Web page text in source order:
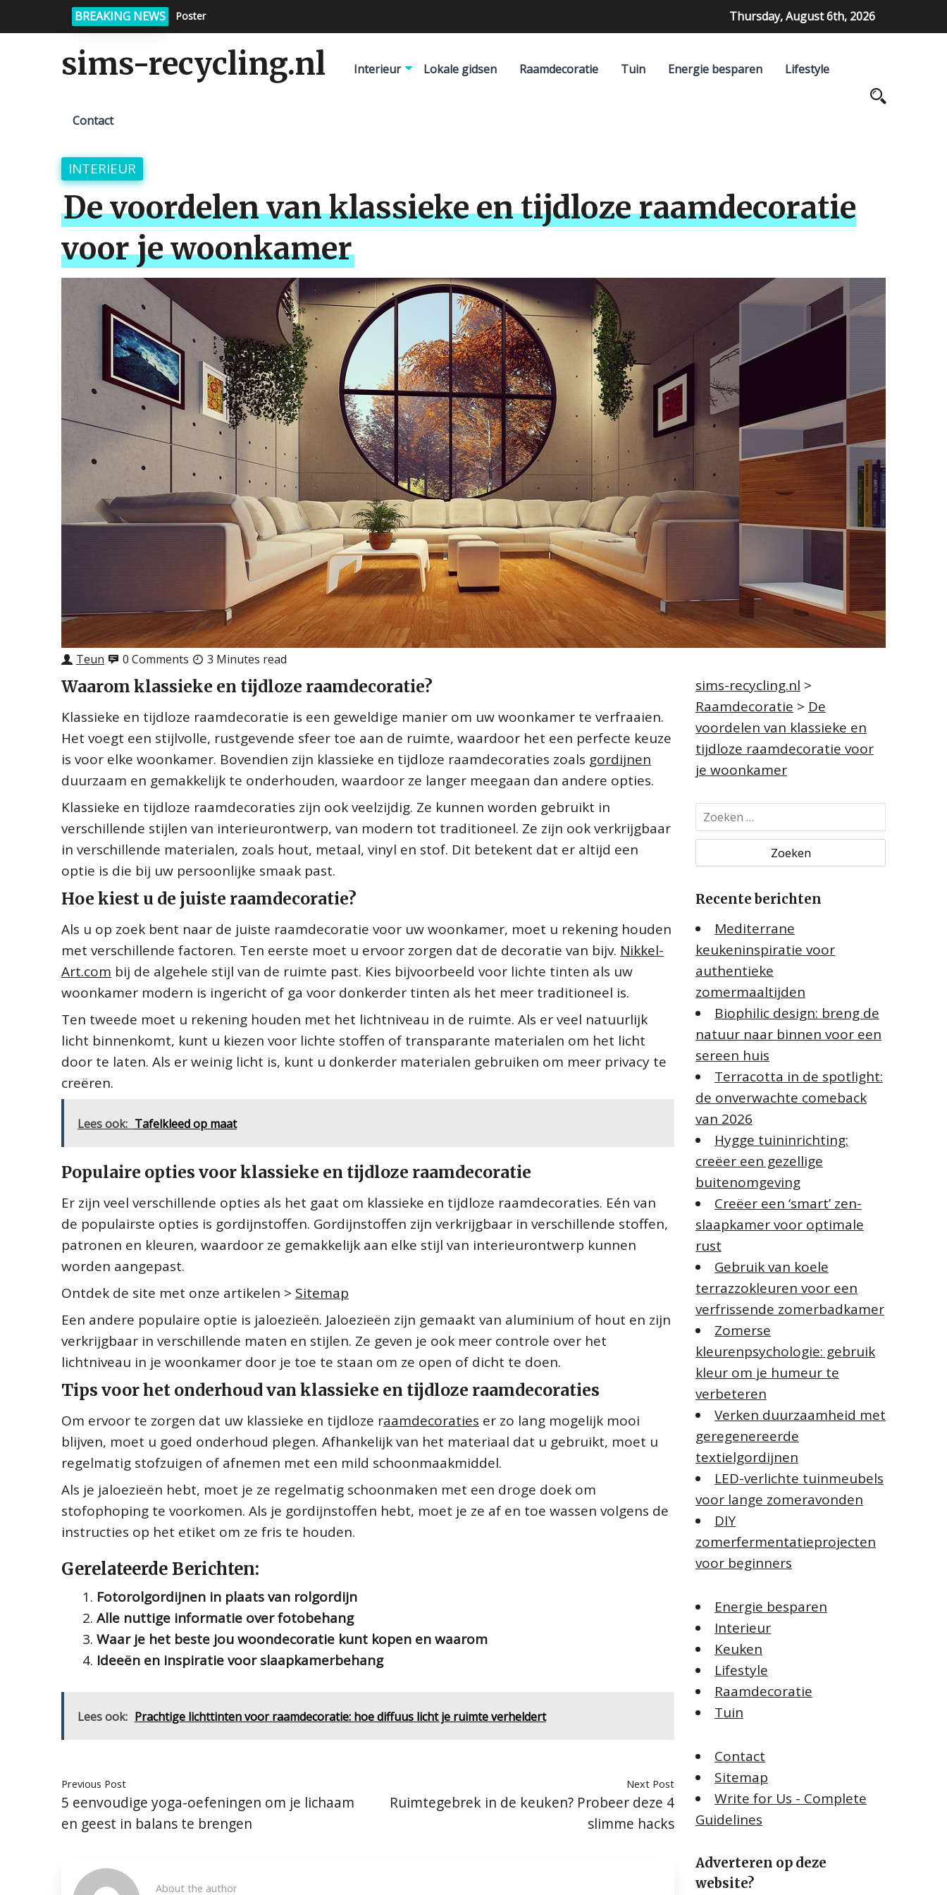
BREAKING NEWS Poster Thursday, August 6th, 2026
sims-recycling.nl Interieur Lokale gidsen Raamdecoratie Tuin Energie besparen Lifestyle
Contact
INTERIEUR
De voordelen van klassieke en tijdloze raamdecoratie
voor je woonkamer
Teun 0 Comments 3 Minutes read
Waarom klassieke en tijdloze raamdecoratie?
Klassieke en tijdloze raamdecoratie is een geweldige manier om uw woonkamer te verfraaien.
Het voegt een stijlvolle, rustgevende sfeer toe aan de ruimte, waardoor het een perfecte keuze
is voor elke woonkamer. Bovendien zijn klassieke en tijdloze raamdecoraties zoals gordijnen
duurzaam en gemakkelijk te onderhouden, waardoor ze langer meegaan dan andere opties.
Klassieke en tijdloze raamdecoraties zijn ook veelzijdig. Ze kunnen worden gebruikt in
verschillende stijlen van interieurontwerp, van modern tot traditioneel. Ze zijn ook verkrijgbaar
in verschillende materialen, zoals hout, metaal, vinyl en stof. Dit betekent dat er altijd een
optie is die bij uw persoonlijke smaak past.
Hoe kiest u de juiste raamdecoratie?
Als u op zoek bent naar de juiste raamdecoratie voor uw woonkamer, moet u rekening houden
met verschillende factoren. Ten eerste moet u ervoor zorgen dat de decoratie van bijv. Nikkel-
Art.com bij de algehele stijl van de ruimte past. Kies bijvoorbeeld voor lichte tinten als uw
woonkamer modern is ingericht of ga voor donkerder tinten als het meer traditioneel is.
Ten tweede moet u rekening houden met het lichtniveau in de ruimte. Als er veel natuurlijk
licht binnenkomt, kunt u kiezen voor lichte stoffen of transparante materialen om het licht
door te laten. Als er weinig licht is, kunt u donkerder materialen gebruiken om meer privacy te
creëren.
Lees ook: Tafelkleed op maat
Populaire opties voor klassieke en tijdloze raamdecoratie
Er zijn veel verschillende opties als het gaat om klassieke en tijdloze raamdecoraties. Eén van
de populairste opties is gordijnstoffen. Gordijnstoffen zijn verkrijgbaar in verschillende stoffen,
patronen en kleuren, waardoor ze gemakkelijk aan elke stijl van interieurontwerp kunnen
worden aangepast.
Ontdek de site met onze artikelen > Sitemap
Een andere populaire optie is jaloezieën. Jaloezieën zijn gemaakt van aluminium of hout en zijn
verkrijgbaar in verschillende maten en stijlen. Ze geven je ook meer controle over het
lichtniveau in je woonkamer door je toe te staan om ze open of dicht te doen.
Tips voor het onderhoud van klassieke en tijdloze raamdecoraties
Om ervoor te zorgen dat uw klassieke en tijdloze raamdecoraties er zo lang mogelijk mooi
blijven, moet u goed onderhoud plegen. Afhankelijk van het materiaal dat u gebruikt, moet u
regelmatig stofzuigen of afnemen met een mild schoonmaakmiddel.
Als je jaloezieën hebt, moet je ze regelmatig schoonmaken met een droge doek om
stofophoping te voorkomen. Als je gordijnstoffen hebt, moet je ze af en toe wassen volgens de
instructies op het etiket om ze fris te houden.
Gerelateerde Berichten:
Fotorolgordijnen in plaats van rolgordijn
Alle nuttige informatie over fotobehang
Waar je het beste jou woondecoratie kunt kopen en waarom
Ideeën en inspiratie voor slaapkamerbehang
Lees ook: Prachtige lichttinten voor raamdecoratie: hoe diffuus licht je ruimte verheldert
Previous Post
5 eenvoudige yoga-oefeningen om je lichaam
en geest in balans te brengen
Next Post
Ruimtegebrek in de keuken? Probeer deze 4
slimme hacks
About the author
sims-recycling.nl >
Raamdecoratie > De
voordelen van klassieke en
tijdloze raamdecoratie voor
je woonkamer
o
k
n
a
a
r
:
Recente berichten
Mediterrane
keukeninspiratie voor
authentieke
zomermaaltijden
Biophilic design: breng de
natuur naar binnen voor een
sereen huis
Terracotta in de spotlight:
de onverwachte comeback
van 2026
Hygge tuininrichting:
creëer een gezellige
buitenomgeving
Creëer een ‘smart’ zen-
slaapkamer voor optimale
rust
Gebruik van koele
terrazzokleuren voor een
verfrissende zomerbadkamer
Zomerse
kleurenpsychologie: gebruik
kleur om je humeur te
verbeteren
Verken duurzaamheid met
geregenereerde
textielgordijnen
LED-verlichte tuinmeubels
voor lange zomeravonden
DIY
zomerfermentatieprojecten
voor beginners
Energie besparen
Interieur
Keuken
Lifestyle
Raamdecoratie
Tuin
Contact
Sitemap
Write for Us - Complete
Guidelines
Adverteren op deze
website?